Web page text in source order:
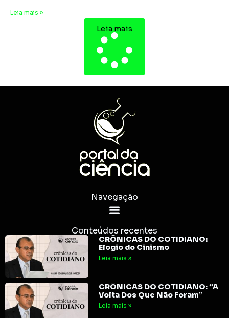
Leia mais »
Leia mais
Navegação
Conteúdos recentes
CRÔNICAS DO COTIDIANO:
Elogio do Cinismo
Leia mais »
CRÔNICAS DO COTIDIANO: “A
Volta Dos Que Não Foram”
Leia mais »